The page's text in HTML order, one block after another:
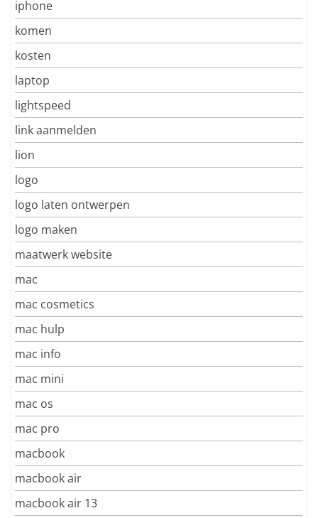
iphone
komen
kosten
laptop
lightspeed
link aanmelden
lion
logo
logo laten ontwerpen
logo maken
maatwerk website
mac
mac cosmetics
mac hulp
mac info
mac mini
mac os
mac pro
macbook
macbook air
macbook air 13